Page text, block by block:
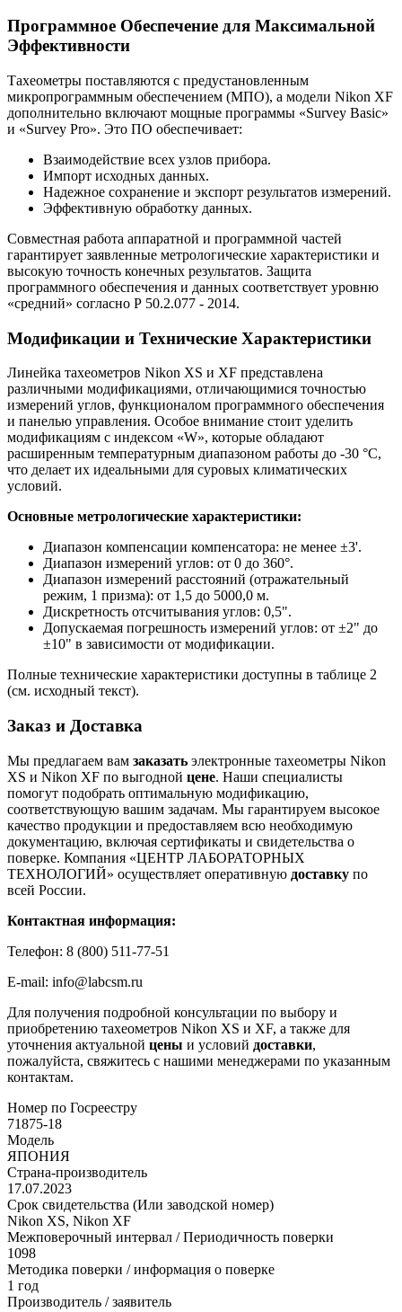
Программное Обеспечение для Максимальной
Эффективности
Тахеометры поставляются с предустановленным
микропрограммным обеспечением (МПО), а модели Nikon XF
дополнительно включают мощные программы «Survey Basic»
и «Survey Pro». Это ПО обеспечивает:
Взаимодействие всех узлов прибора.
Импорт исходных данных.
Надежное сохранение и экспорт результатов измерений.
Эффективную обработку данных.
Совместная работа аппаратной и программной частей
гарантирует заявленные метрологические характеристики и
высокую точность конечных результатов. Защита
программного обеспечения и данных соответствует уровню
«средний» согласно Р 50.2.077 - 2014.
Модификации и Технические Характеристики
Линейка тахеометров Nikon XS и XF представлена
различными модификациями, отличающимися точностью
измерений углов, функционалом программного обеспечения
и панелью управления. Особое внимание стоит уделить
модификациям с индексом «W», которые обладают
расширенным температурным диапазоном работы до -30 °С,
что делает их идеальными для суровых климатических
условий.
Основные метрологические характеристики:
Диапазон компенсации компенсатора: не менее ±3'.
Диапазон измерений углов: от 0 до 360°.
Диапазон измерений расстояний (отражательный
режим, 1 призма): от 1,5 до 5000,0 м.
Дискретность отсчитывания углов: 0,5".
Допускаемая погрешность измерений углов: от ±2" до
±10" в зависимости от модификации.
Полные технические характеристики доступны в таблице 2
(см. исходный текст).
Заказ и Доставка
Мы предлагаем вам заказать электронные тахеометры Nikon
XS и Nikon XF по выгодной цене. Наши специалисты
помогут подобрать оптимальную модификацию,
соответствующую вашим задачам. Мы гарантируем высокое
качество продукции и предоставляем всю необходимую
документацию, включая сертификаты и свидетельства о
поверке. Компания «ЦЕНТР ЛАБОРАТОРНЫХ
ТЕХНОЛОГИЙ» осуществляет оперативную доставку по
всей России.
Контактная информация:
Телефон: 8 (800) 511-77-51
E-mail: info@labcsm.ru
Для получения подробной консультации по выбору и
приобретению тахеометров Nikon XS и XF, а также для
уточнения актуальной цены и условий доставки,
пожалуйста, свяжитесь с нашими менеджерами по указанным
контактам.
Номер по Госреестру
71875-18
Модель
ЯПОНИЯ
Страна-производитель
17.07.2023
Срок свидетельства (Или заводской номер)
Nikon XS, Nikon XF
Межповерочный интервал / Периодичность поверки
1098
Методика поверки / информация о поверке
1 год
Производитель / заявитель